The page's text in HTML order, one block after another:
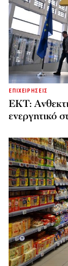
ΕΠΙΧΕΙΡΗΣΕΙΣ
ΕΚΤ:
ενεργητικό